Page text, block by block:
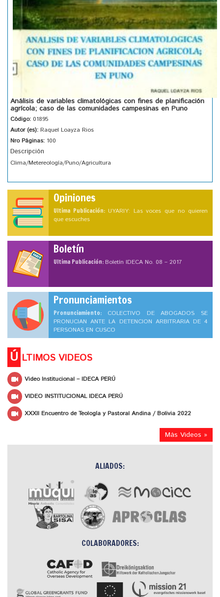
Análisis de variables climatológicas con fines de planificación
agrícola; caso de las comunidades campesinas en Puno
Código: 01895
Autor (es): Raquel Loayza Rios
Nro Páginas: 100
Descripción
Clima/Metereología/Puno/Agricultura
Opiniones
Ultima Publicación: UYARIY: Las voces que no quieren
que escuches
Boletín
Ultima Publicación:Boletín IDECA No. 08 – 2017
Pronunciamientos
Pronunciamiento: COLECTIVO DE ABOGADOS SE
PRONUCIAN ANTE LA DETENCION ARBITRARIA DE 4
PERSONAS EN CUSCO
Ú LTIMOS VIDEOS
Video Institucional – IDECA PERÚ
VIDEO INSTITUCIONAL IDECA PERÚ
XXXII Encuentro de Teología y Pastoral Andina / Bolivia 2022
Más Videos »
ALIADOS:
COLABORADORES: